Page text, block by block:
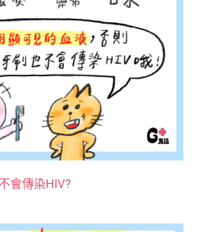
會傳染HIV?